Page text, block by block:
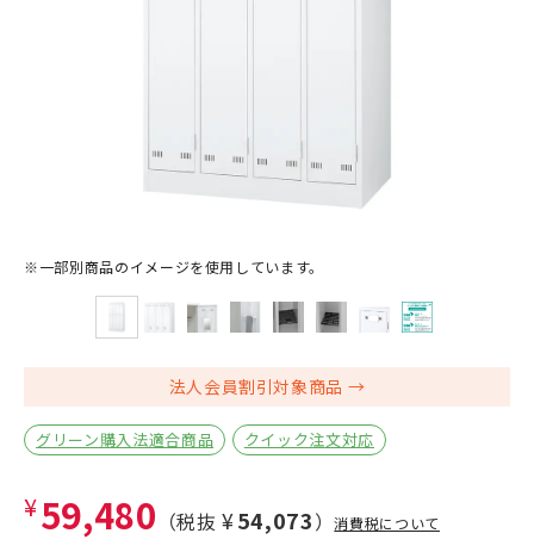
※一部別商品のイメージを使用しています。
法人会員割引対象商品
グリーン購入法適合商品 クイック注文対応
¥59,480 （税抜 ¥54,073）消費税について